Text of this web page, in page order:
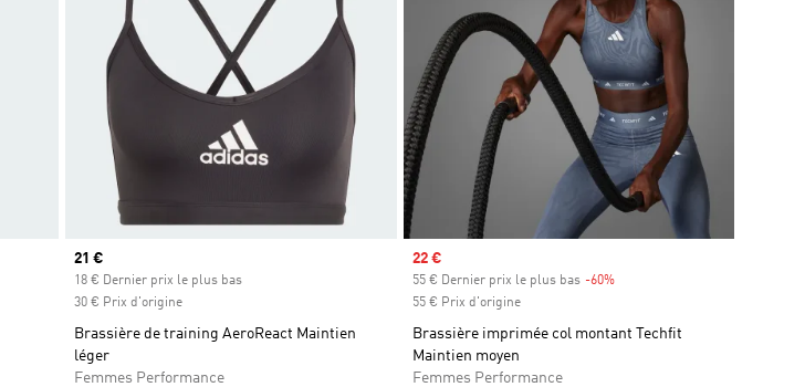
Prix actuel
21 €
18 € Dernier prix le plus bas
30 € Prix d'origine
Brassière de training AeroReact Maintien
léger
Femmes Performance
Prix soldé
22 €
55 € Dernier prix le plus bas -60%Rabais
55 € Prix d'origine
Brassière imprimée col montant Techfit
Maintien moyen
Femmes Performance